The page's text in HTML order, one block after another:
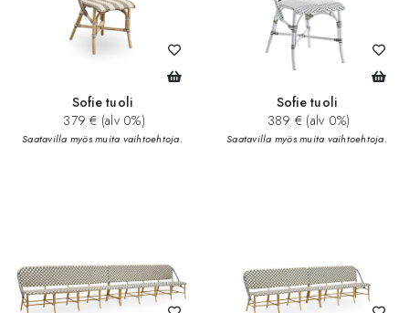
Sofie tuoli
379 € (alv 0%)
Saatavilla myös muita vaihtoehtoja.
Sofie tuoli
389 € (alv 0%)
Saatavilla myös muita vaihtoehtoja.